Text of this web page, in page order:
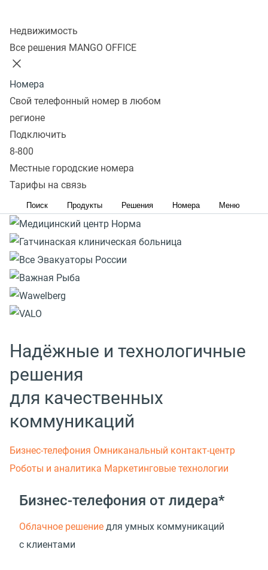
Недвижимость
Все решения MANGO OFFICE
Номера
Свой телефонный номер в любом
регионе
Подключить
8-800
Местные городские номера
Тарифы на связь
Поиск Продукты Решения Номера Меню
и правилах проведения акции расположена на сайте
https://www.mango-office.ru/promo-page/podderzka-
malogo-biznesa/
Надёжные и технологичные
решения
для качественных
коммуникаций
Бизнес-телефония Омниканальный контакт-центр
Роботы и аналитика Маркетинговые технологии
Бизнес-телефония от лидера*
Облачное решение для умных коммуникаций
с клиентами